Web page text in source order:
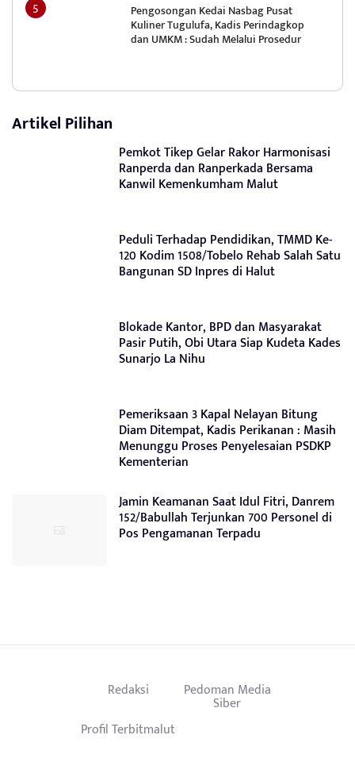
Pengosongan Kedai Nasbag Pusat
Kuliner Tugulufa, Kadis Perindagkop
dan UMKM : Sudah Melalui Prosedur
Artikel Pilihan
Pemkot Tikep Gelar Rakor Harmonisasi
Ranperda dan Ranperkada Bersama
Kanwil Kemenkumham Malut
Peduli Terhadap Pendidikan, TMMD Ke-
120 Kodim 1508/Tobelo Rehab Salah Satu
Bangunan SD Inpres di Halut
Blokade Kantor, BPD dan Masyarakat
Pasir Putih, Obi Utara Siap Kudeta Kades
Sunarjo La Nihu
Pemeriksaan 3 Kapal Nelayan Bitung
Diam Ditempat, Kadis Perikanan : Masih
Menunggu Proses Penyelesaian PSDKP
Kementerian
Jamin Keamanan Saat Idul Fitri, Danrem
152/Babullah Terjunkan 700 Personel di
Pos Pengamanan Terpadu
Redaksi Pedoman Media
Siber
Profil Terbitmalut